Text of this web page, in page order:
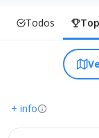
Todos
+ info